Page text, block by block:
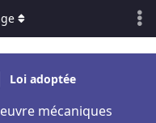
Loi adoptée
mécaniques